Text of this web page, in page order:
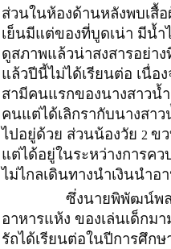
ส่วนในห้องด้านหลังพบเสื้อ
เย็นมีแต่ของที่บูดเน่า มีน้
ดูสภาพแล้วน่าสงสารอย่า
แล้วปีนี้ไม่ได้เรียนต่อ เนื่อ
สามีคนแรกของนางสาวน้
คนแต่ได้เลิกรากับนางสา
ไปอยู่ด้วย ส่วนน้องวัย 2 ข
แต่ได้อยู่ในระหว่างการค
ไม่ไกลเดินทางนำเงินนำอ
ซึ่งนายพิพัฒน์พล อัมพร
อาหารแห้ง ของเล่นเด็กม
รัถได้เรียนต่อในปีการศึก